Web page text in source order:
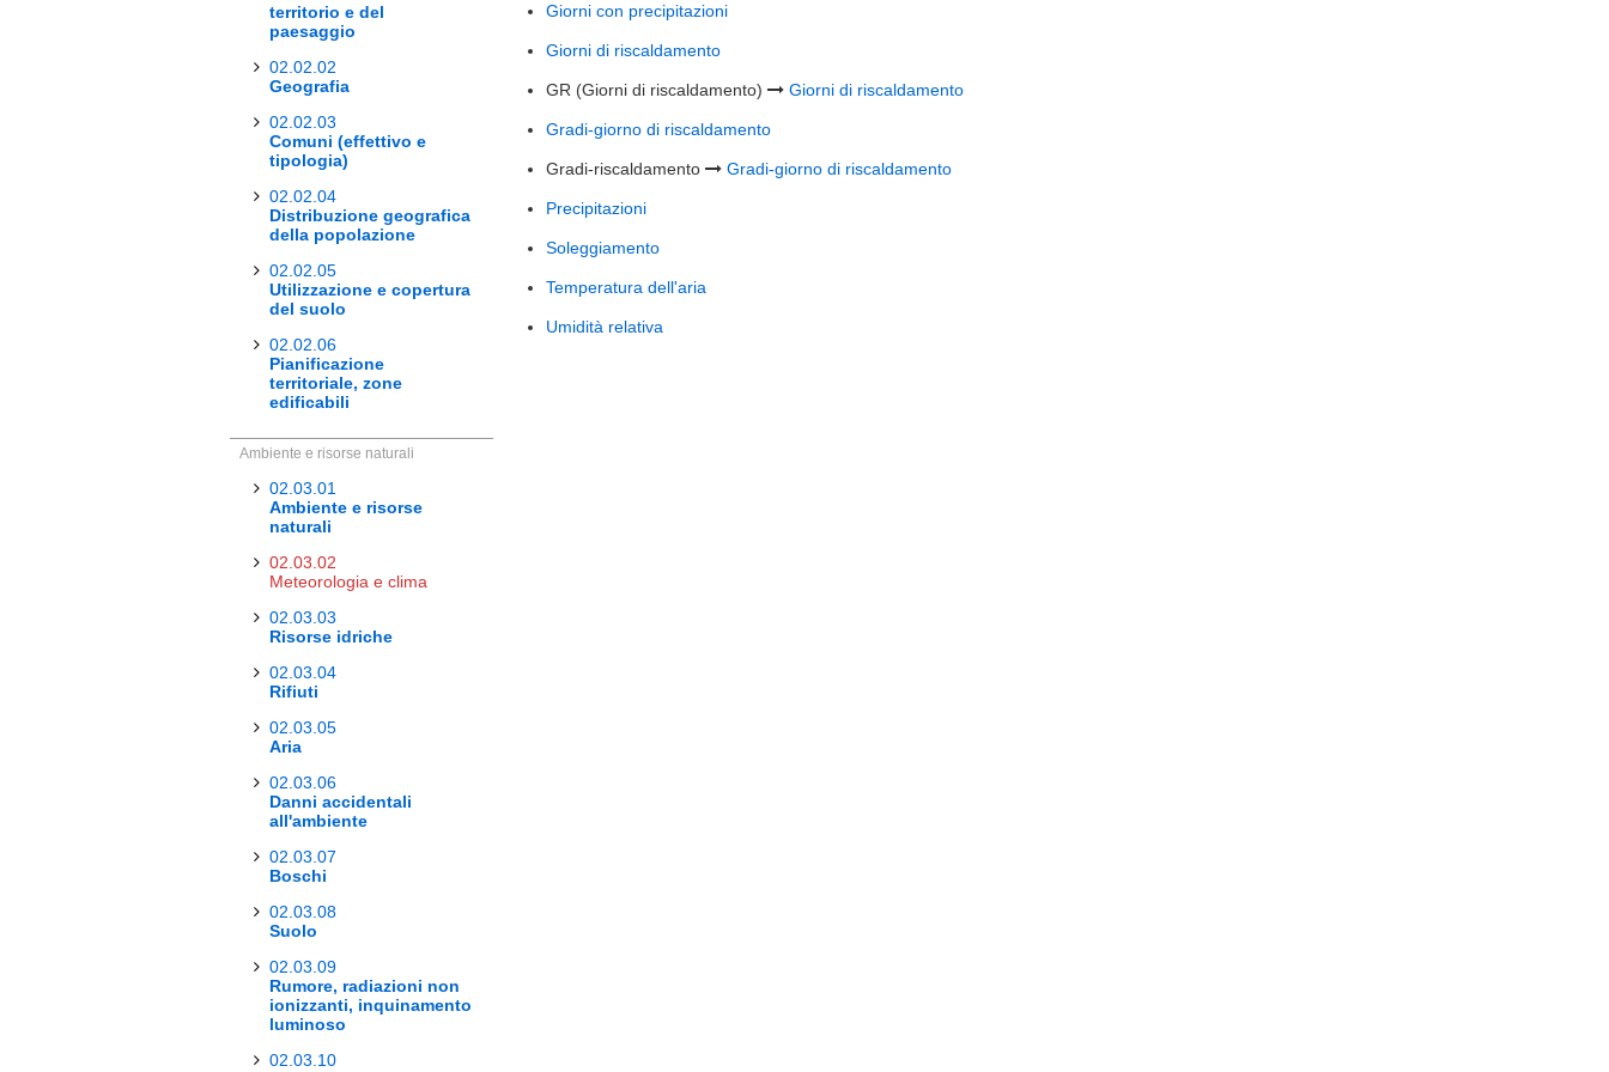
territorio e del
paesaggio
02.02.02
Geografia
02.02.03
Comuni (effettivo e
tipologia)
02.02.04
Distribuzione geografica
della popolazione
02.02.05
Utilizzazione e copertura
del suolo
02.02.06
Pianificazione
territoriale, zone
edificabili
Ambiente e risorse naturali
02.03.01
Ambiente e risorse
naturali
02.03.02
Meteorologia e clima
02.03.03
Risorse idriche
02.03.04
Rifiuti
02.03.05
Aria
02.03.06
Danni accidentali
all'ambiente
02.03.07
Boschi
02.03.08
Suolo
02.03.09
Rumore, radiazioni non
ionizzanti, inquinamento
luminoso
02.03.10
Giorni con precipitazioni
Giorni di riscaldamento
GR (Giorni di riscaldamento) Giorni di riscaldamento
Gradi-giorno di riscaldamento
Gradi-riscaldamento Gradi-giorno di riscaldamento
Precipitazioni
Soleggiamento
Temperatura dell'aria
Umidità relativa